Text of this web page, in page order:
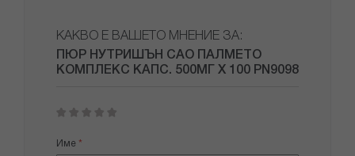
КАКВО Е ВАШЕТО МНЕНИЕ ЗА:
ПЮР НУТРИШЪН САО ПАЛМЕТО
КОМПЛЕКС КАПС. 500МГ Х 100 PN9098
star
stars
stars
stars
stars
Име